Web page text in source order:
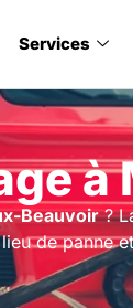
Services
Beauvoir?
de panne